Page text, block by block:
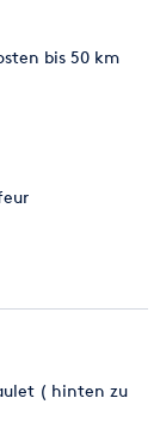
bis 50 km
( hinten zu